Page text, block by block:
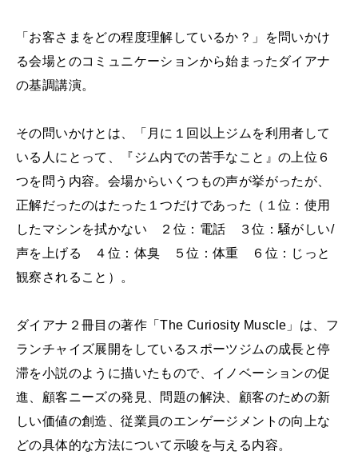
「お客さまをどの程度理解しているか？」を問いかけ
る会場とのコミュニケーションから始まったダイアナ
の基調講演。
その問いかけとは、「月に１回以上ジムを利用者して
いる人にとって、『ジム内での苦手なこと』の上位６
つを問う内容。会場からいくつもの声が挙がったが、
正解だったのはたった１つだけであった（１位：使用
したマシンを拭かない ２位：電話 ３位：騒がしい/
声を上げる ４位：体臭 ５位：体重 ６位：じっと
観察されること）。
ダイアナ２冊目の著作「The Curiosity Muscle」は、フ
ランチャイズ展開をしているスポーツジムの成長と停
滞を小説のように描いたもので、イノベーションの促
進、顧客ニーズの発見、問題の解決、顧客のための新
しい価値の創造、従業員のエンゲージメントの向上な
どの具体的な方法について示唆を与える内容。